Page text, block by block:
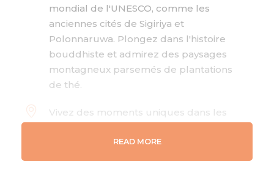
mondial de l'UNESCO, comme les
anciennes cités de Sigiriya et
Polonnaruwa. Plongez dans l'histoire
bouddhiste et admirez des paysages
montagneux parsemés de plantations
de thé.
Vivez des moments uniques dans les
pour observer les éléphants sauvages.
Découvrez également les jardins
READ MORE